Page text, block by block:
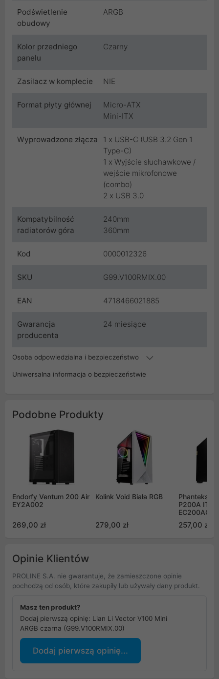
Podświetlenie
obudowy
ARGB
Kolor przedniego
panelu
Czarny
Zasilacz w komplecie NIE
Format płyty głównej
Micro-ATX
Mini-ITX
Wyprowadzone złącza
1 x USB-C (USB 3.2 Gen 1
Type-C)
1 x Wyjście słuchawkowe /
wejście mikrofonowe
(combo)
2 x USB 3.0
Kompatybilność
radiatorów góra
240mm
360mm
Kod 0000012326
SKU G99.V100RMIX.00
EAN 4718466021885
Gwarancja
producenta
24 miesiące
Osoba odpowiedzialna i bezpieczeństwo
Uniwersalna informacja o bezpieczeństwie
Podobne Produkty
Endorfy Ventum 200 Air
EY2A002
269,00 zł
Kolink Void Biała RGB
279,00 zł
Phanteks
P200A ITX
257,00 zł
Opinie Klientów
PROLINE S.A. nie gwarantuje, że zamieszczone opinie
pochodzą od osób, które zakupiły lub używały dany produkt.
Masz ten produkt?
Dodaj pierwszą opinię: Lian Li Vector V100 Mini
ARGB czarna (G99.V100RMIX.00)
Dodaj pierwszą opinię...